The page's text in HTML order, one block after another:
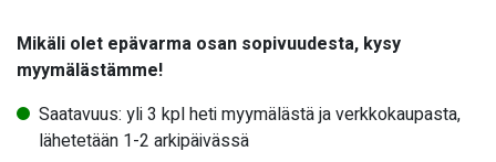
Mikäli olet epävarma osan sopivuudesta, kysy
myymälästämme!
Saatavuus: yli 3 kpl heti myymälästä ja verkkokaupasta,
lähetetään 1-2 arkipäivässä